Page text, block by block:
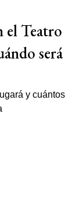
el Teatro
será